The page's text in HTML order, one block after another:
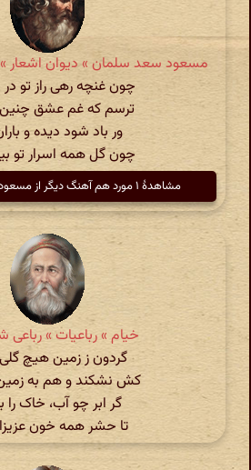
مسعود سعد سلمان » دیوان اشعار »
چون غنچه رهی راز تو در
ترسم که غم عشق چنین
ور باد شود دیده و
چون گل همه اسرار تو
مشاهدهٔ ۱ مورد هم آهنگ دیگر از مسعود سعد سلمان
خیام » رباعیات » رباعی
گردون ز زمین هیچ گلی
کش نشکند و هم به
گر ابر چو آب، خاک را
تا حشر همه خون